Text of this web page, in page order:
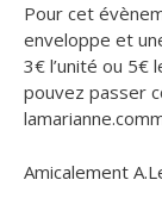
Pour cet
enveloppe et
3€ l’unité ou 5€
pouvez passer
Amicalement